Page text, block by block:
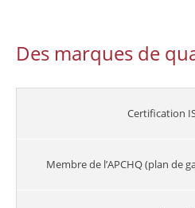
Des marques de
Certification
Membre de l’APCHQ (plan de